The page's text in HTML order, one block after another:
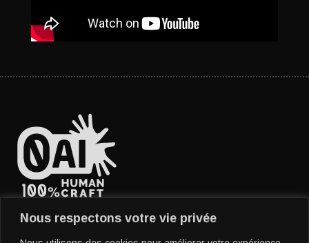
Nous respectons votre vie privée
Position de l'auteur